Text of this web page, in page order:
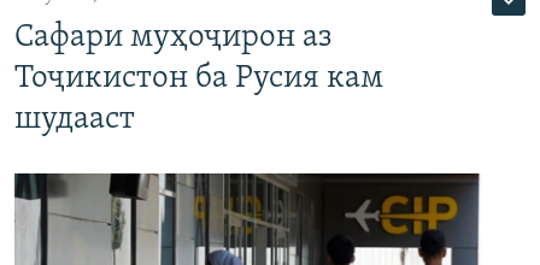
Сафари муҳоҷирон аз
Тоҷикистон ба Русия кам
шудааст